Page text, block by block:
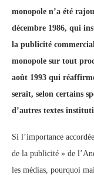
monopole n’a été
décembre 1986, qui
la publicité
monopole sur tout
août 1993 qui
serait, selon certains
d’autres textes
Si l’importance
de la publicité » de
les médias, pourquoi